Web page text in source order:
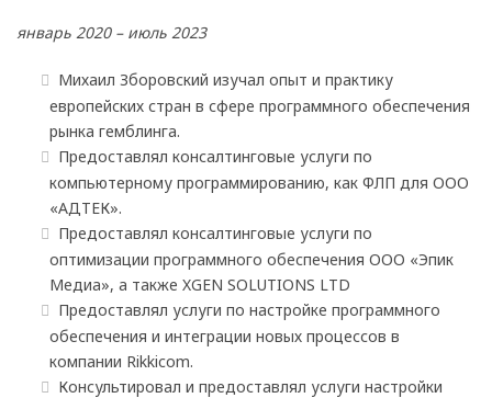
январь 2020 – июль 2023
Михаил Зборовский изучал опыт и практику
европейских стран в сфере программного обеспечения
рынка гемблинга.
Предоставлял консалтинговые услуги по
компьютерному программированию, как ФЛП для ООО
«АДТЕК».
Предоставлял консалтинговые услуги по
оптимизации программного обеспечения ООО «Эпик
Медиа», а также XGEN SOLUTIONS LTD
Предоставлял услуги по настройке программного
обеспечения и интеграции новых процессов в
компании Rikkicom.
Консультировал и предоставлял услуги настройки